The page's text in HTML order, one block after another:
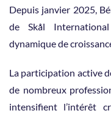
Depuis janvier 2025,
de Skål
dynamique de
La participation active
de nombreux
intensifient l’intérêt